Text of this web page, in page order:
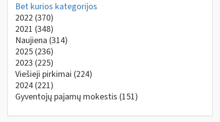
Bet kurios kategorijos
2022 (370)
2021 (348)
Naujiena (314)
2025 (236)
2023 (225)
Viešieji pirkimai (224)
2024 (221)
Gyventojų pajamų mokestis (151)